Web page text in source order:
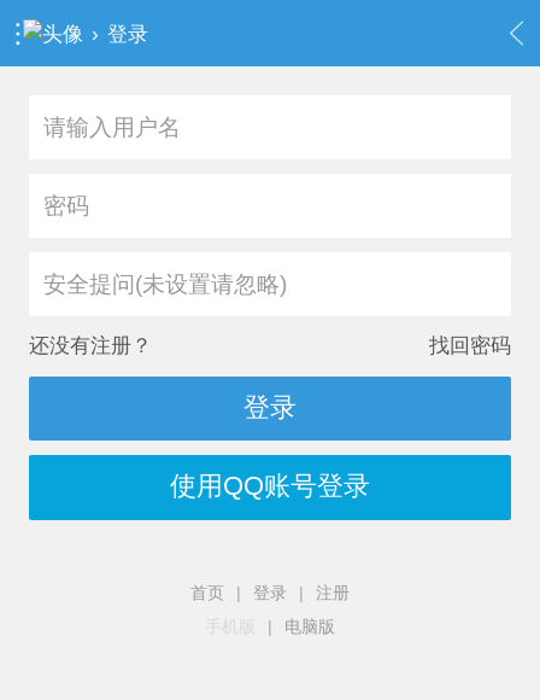
› 登录
安全提问(未设置请忽略)
还没有注册？ 找回密码
登录
使用QQ账号登录
首页 | 登录 |
注册
手机版
| 电脑版